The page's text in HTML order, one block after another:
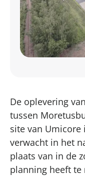
De oplevering
tussen
site van
verwacht in het
plaats van in de
planning heeft te